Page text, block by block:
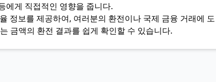
에게 직접적인 영향을 줍니다.
정보를 제공하여, 여러분의 환전이나 국제 금융 거래에 도
금액의 환전 결과를 쉽게 확인할 수 있습니다.